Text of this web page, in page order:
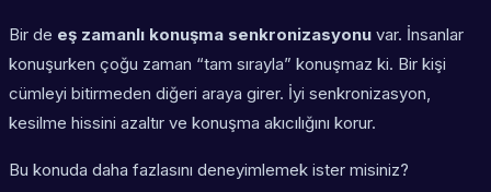
Bir de eş zamanlı konuşma senkronizasyonu var. İnsanlar
konuşurken çoğu zaman “tam sırayla” konuşmaz ki. Bir kişi
cümleyi bitirmeden diğeri araya girer. İyi senkronizasyon,
kesilme hissini azaltır ve konuşma akıcılığını korur.
Bu konuda daha fazlasını deneyimlemek ister misiniz?